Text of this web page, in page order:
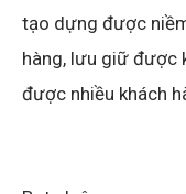
tạo dựng được
hàng, lưu giữ được
được nhiều khách